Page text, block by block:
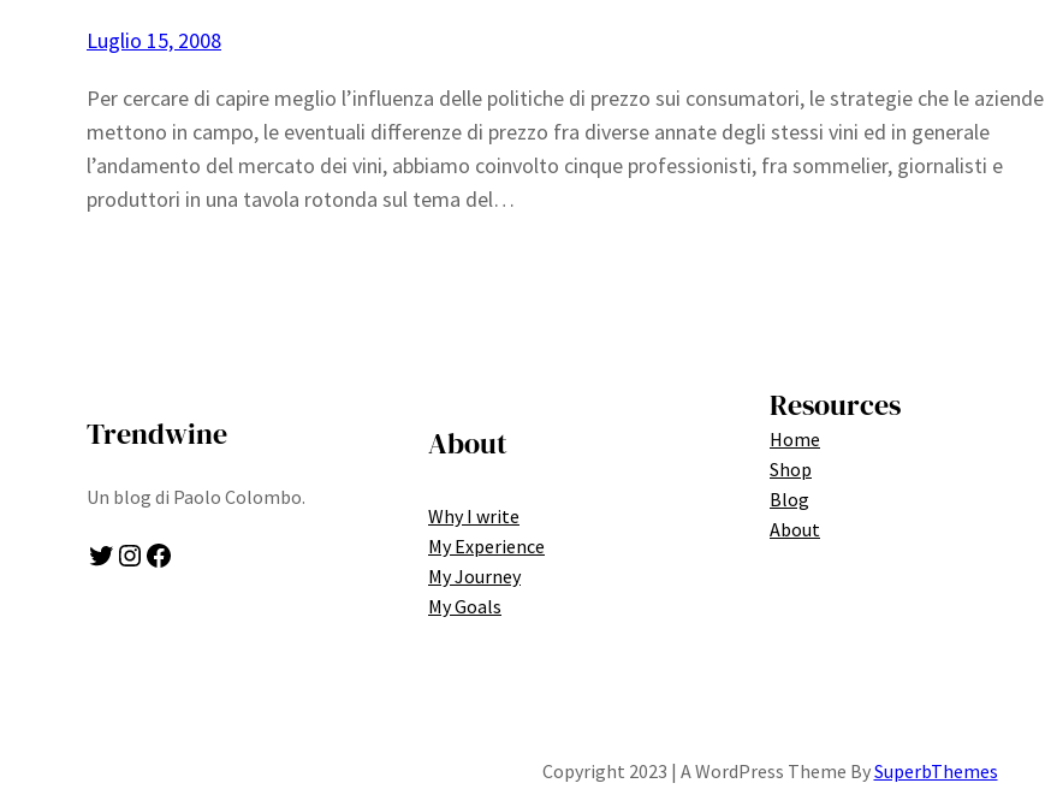
Luglio 15, 2008
Per cercare di capire meglio l’influenza delle politiche di prezzo sui consumatori, le strategie che le aziende
mettono in campo, le eventuali differenze di prezzo fra diverse annate degli stessi vini ed in generale
l’andamento del mercato dei vini, abbiamo coinvolto cinque professionisti, fra sommelier, giornalisti e
produttori in una tavola rotonda sul tema del…
Trendwine
Un blog di Paolo Colombo.
Twitter Instagram Facebook
About
Why I write
My Experience
My Journey
My Goals
Resources
Home
Shop
Blog
About
Copyright 2023 | A WordPress Theme BySuperbThemes